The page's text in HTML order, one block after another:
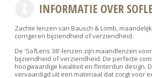
INFORMATIE OVER
Zachte lenzen van Bausch & Lomb,
corrigeren bijziendheid of verziendheid.
De 'SofLens 38'-lenzen zijn maandlenzen
bijziendheid of verziendheid. De perfecte
hoogwaardige kwaliteit en flinterdun design.
vervaardigd uit een materiaal dat zorgt voor